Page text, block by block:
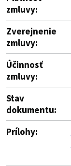
zmluvy:
Zverejnenie
zmluvy:
Účinnosť
zmluvy:
Stav
dokumentu:
Prílohy: